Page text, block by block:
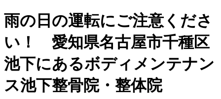
雨の日の運転にご注意くださ
い！ 愛知県名古屋市千種区
池下にあるボディメンテナン
ス池下整骨院・整体院